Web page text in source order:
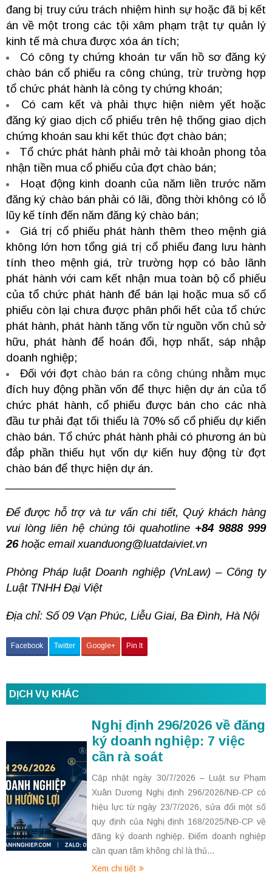
đang bị truy cứu trách nhiệm hình sự hoặc đã bị kết
án về một trong các tội xâm phạm trật tự quản lý
kinh tế mà chưa được xóa án tích;
Có công ty chứng khoán tư vấn hồ sơ đăng ký
chào bán cổ phiếu ra công chúng, trừ trường hợp
tổ chức phát hành là công ty chứng khoán;
Có cam kết và phải thực hiện niêm yết hoặc
đăng ký giao dịch cổ phiếu trên hệ thống giao dịch
chứng khoán sau khi kết thúc đợt chào bán;
Tổ chức phát hành phải mở tài khoản phong tỏa
nhận tiền mua cổ phiếu của đợt chào bán;
Hoạt động kinh doanh của năm liền trước năm
đăng ký chào bán phải có lãi, đồng thời không có lỗ
lũy kế tính đến năm đăng ký chào bán;
Giá trị cổ phiếu phát hành thêm theo mệnh giá
không lớn hơn tổng giá trị cổ phiếu đang lưu hành
tính theo mệnh giá, trừ trường hợp có bảo lãnh
phát hành với cam kết nhận mua toàn bộ cổ phiếu
của tổ chức phát hành để bán lại hoặc mua số cổ
phiếu còn lại chưa được phân phối hết của tổ chức
phát hành, phát hành tăng vốn từ nguồn vốn chủ sở
hữu, phát hành để hoán đổi, hợp nhất, sáp nhập
doanh nghiệp;
Đối với đợt chào bán ra công chúng nhằm mục
đích huy động phần vốn để thực hiện dự án của tổ
chức phát hành, cổ phiếu được bán cho các nhà
đầu tư phải đạt tối thiểu là 70% số cổ phiếu dự kiến
chào bán. Tổ chức phát hành phải có phương án bù
đắp phần thiếu hụt vốn dự kiến huy động từ đợt
chào bán để thực hiện dự án.
Để được hỗ trợ và tư vấn chi tiết, Quý khách hàng
vui lòng liên hệ chúng tôi quahotline +84 9888 999
26hoặc emailxuanduong@luatdaiviet.vn
Phòng Pháp luật Doanh nghiệp (VnLaw) – Công ty
Luật TNHH Đại Việt
Địa chỉ: Số 09 Vạn Phúc, Liễu Giai, Ba Đình, Hà Nội
Facebook Twitter Google+ Pin It
DỊCH VỤ KHÁC
Nghị định 296/2026 về đăng
ký doanh nghiệp: 7 việc
cần rà soát
Cập nhật ngày 30/7/2026 – Luật sư Phạm
Xuân Dương Nghị định 296/2026/NĐ-CP có
hiệu lực từ ngày 23/7/2026, sửa đổi một số
quy định của Nghị định 168/2025/NĐ-CP về
đăng ký doanh nghiệp. Điểm doanh nghiệp
cần quan tâm không chỉ là thủ...
Xem chi tiết